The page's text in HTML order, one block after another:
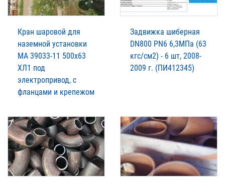
Кран шаровой для
наземной установки
МА 39033-11 500х63
ХЛ1 под
электропривод, с
фланцами и крепежом
Задвижка шиберная
DN800 PN6 6,3МПа (63
кгс/см2) - 6 шт, 2008-
2009 г. (ПИ412345)